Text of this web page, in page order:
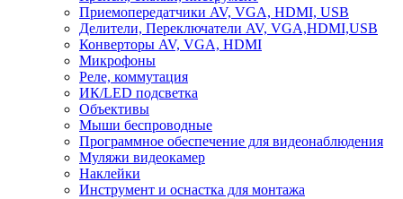
Приемопередатчики AV, VGA, HDMI, USB
Делители, Переключатели AV, VGA,HDMI,USB
Конверторы AV, VGA, HDMI
Микрофоны
Реле, коммутация
ИК/LED подсветка
Объективы
Мыши беспроводные
Программное обеспечение для видеонаблюдения
Муляжи видеокамер
Наклейки
Инструмент и оснастка для монтажа